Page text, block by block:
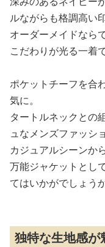
ルながらも格調高い
オーダーメイドなら
こだわりが光る一着で
ポケットチーフを合
気に。
タートルネックとの
ュなメンズファッシ
カジュアルシーンか
万能ジャケットとし
てはいかがでしょうか
独特な生地感が